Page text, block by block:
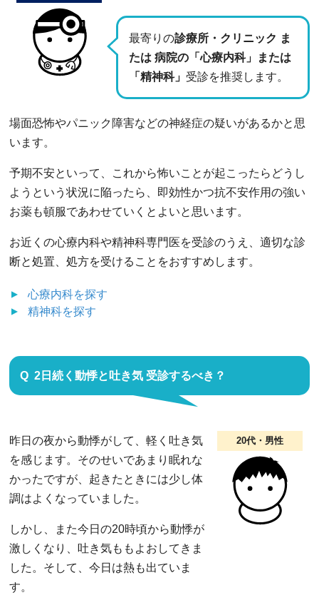
最寄りの診療所・クリニック ま
たは 病院の「心療内科」または
「精神科」 受診を推奨します。
場面恐怖やパニック障害などの神経症の疑いがあるかと思
います。
予期不安といって、これから怖いことが起こったらどうし
ようという状況に陥ったら、即効性かつ抗不安作用の強い
お薬も頓服であわせていくとよいと思います。
お近くの心療内科や精神科専門医を受診のうえ、適切な診
断と処置、処方を受けることをおすすめします。
心療内科を探す
精神科を探す
2日続く動悸と吐き気 受診するべき？
20代・男性
昨日の夜から動悸がして、軽く吐き気
を感じます。そのせいであまり眠れな
かったですが、起きたときには少し体
調はよくなっていました。
しかし、また今日の20時頃から動悸が
激しくなり、吐き気ももよおしてきま
した。そして、今日は熱も出ていま
す。